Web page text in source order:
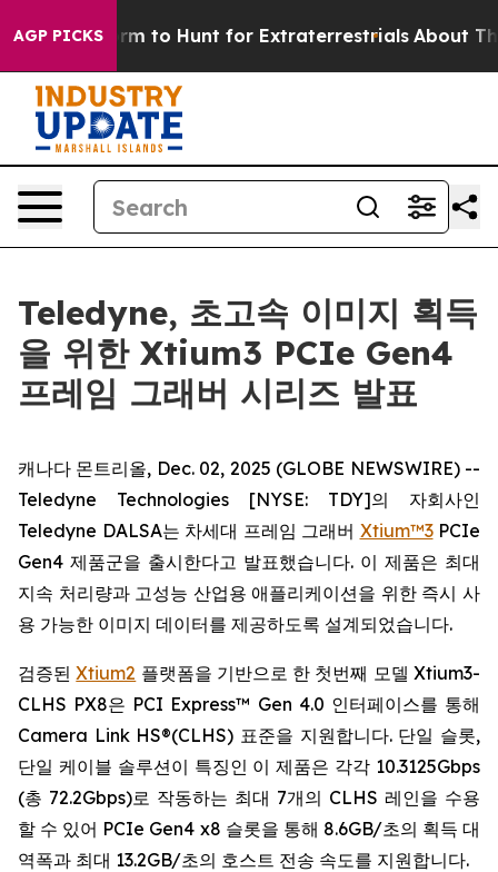
AGP PICKS
Lifeform to Hunt for Extraterrestrials About Three
Teledyne, 초고속 이미지 획득
을 위한 Xtium3 PCIe Gen4
프레임 그래버 시리즈 발표
캐나다 몬트리올, Dec. 02, 2025 (GLOBE NEWSWIRE) --
Teledyne Technologies [NYSE: TDY]의 자회사인
Teledyne DALSA는 차세대 프레임 그래버 Xtium™3PCIe
Gen4 제품군을 출시한다고 발표했습니다. 이 제품은 최대
지속 처리량과 고성능 산업용 애플리케이션을 위한 즉시 사
용 가능한 이미지 데이터를 제공하도록 설계되었습니다.
검증된Xtium2 플랫폼을 기반으로 한 첫번째 모델 Xtium3-
CLHS PX8은 PCI Express™ Gen 4.0 인터페이스를 통해
Camera Link HS®(CLHS) 표준을 지원합니다. 단일 슬롯,
단일 케이블 솔루션이 특징인 이 제품은 각각 10.3125Gbps
(총 72.2Gbps)로 작동하는 최대 7개의 CLHS 레인을 수용
할 수 있어 PCIe Gen4 x8 슬롯을 통해 8.6GB/초의 획득 대
역폭과 최대 13.2GB/초의 호스트 전송 속도를 지원합니다.